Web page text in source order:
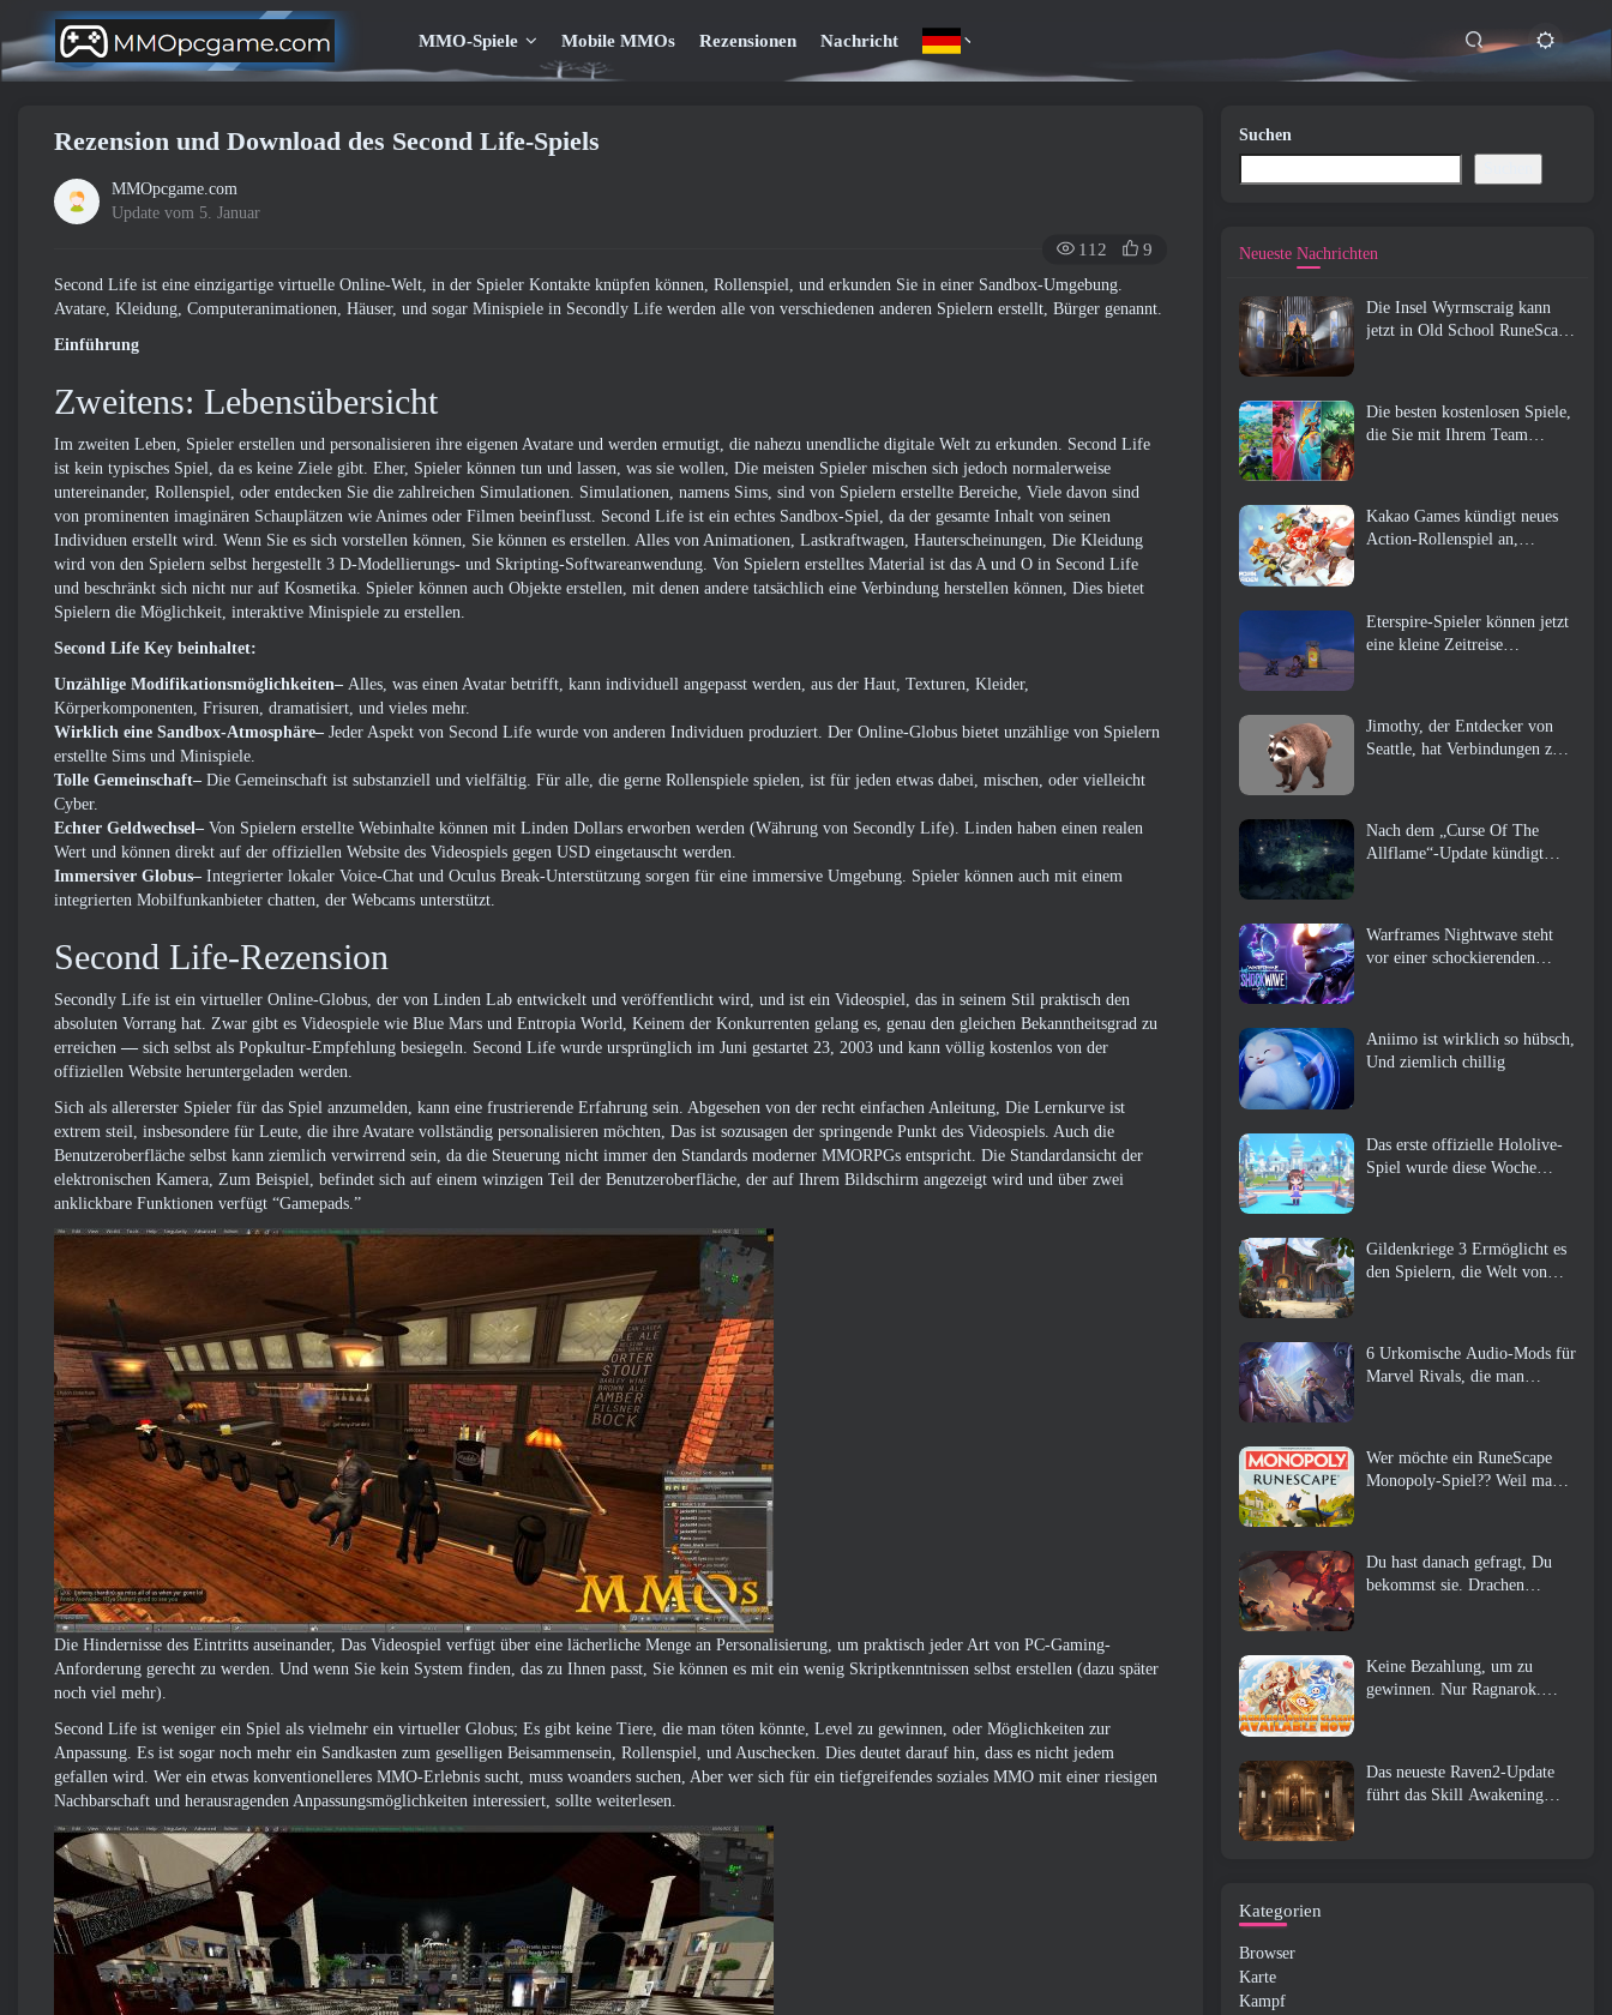
MMO-Spiele Mobile MMOs Rezensionen Nachricht
Rezension und Download des Second Life-Spiels
MMOpcgame.com
Update vom 5. Januar
112 9
Second Life ist eine einzigartige virtuelle Online-Welt, in der Spieler Kontakte knüpfen können, Rollenspiel, und erkunden Sie in einer Sandbox-Umgebung.
Avatare, Kleidung, Computeranimationen, Häuser, und sogar Minispiele in Secondly Life werden alle von verschiedenen anderen Spielern erstellt, Bürger genannt.
Einführung
Zweitens: Lebensübersicht
Im zweiten Leben, Spieler erstellen und personalisieren ihre eigenen Avatare und werden ermutigt, die nahezu unendliche digitale Welt zu erkunden. Second Life
ist kein typisches Spiel, da es keine Ziele gibt. Eher, Spieler können tun und lassen, was sie wollen, Die meisten Spieler mischen sich jedoch normalerweise
untereinander, Rollenspiel, oder entdecken Sie die zahlreichen Simulationen. Simulationen, namens Sims, sind von Spielern erstellte Bereiche, Viele davon sind
von prominenten imaginären Schauplätzen wie Animes oder Filmen beeinflusst. Second Life ist ein echtes Sandbox-Spiel, da der gesamte Inhalt von seinen
Individuen erstellt wird. Wenn Sie es sich vorstellen können, Sie können es erstellen. Alles von Animationen, Lastkraftwagen, Hauterscheinungen, Die Kleidung
wird von den Spielern selbst hergestellt 3 D-Modellierungs- und Skripting-Softwareanwendung. Von Spielern erstelltes Material ist das A und O in Second Life
und beschränkt sich nicht nur auf Kosmetika. Spieler können auch Objekte erstellen, mit denen andere tatsächlich eine Verbindung herstellen können, Dies bietet
Spielern die Möglichkeit, interaktive Minispiele zu erstellen.
Second Life Key beinhaltet:
Unzählige Modifikationsmöglichkeiten– Alles, was einen Avatar betrifft, kann individuell angepasst werden, aus der Haut, Texturen, Kleider,
Körperkomponenten, Frisuren, dramatisiert, und vieles mehr.
Wirklich eine Sandbox-Atmosphäre– Jeder Aspekt von Second Life wurde von anderen Individuen produziert. Der Online-Globus bietet unzählige von Spielern
erstellte Sims und Minispiele.
Tolle Gemeinschaft– Die Gemeinschaft ist substanziell und vielfältig. Für alle, die gerne Rollenspiele spielen, ist für jeden etwas dabei, mischen, oder vielleicht
Cyber.
Echter Geldwechsel– Von Spielern erstellte Webinhalte können mit Linden Dollars erworben werden (Währung von Secondly Life). Linden haben einen realen
Wert und können direkt auf der offiziellen Website des Videospiels gegen USD eingetauscht werden.
Immersiver Globus– Integrierter lokaler Voice-Chat und Oculus Break-Unterstützung sorgen für eine immersive Umgebung. Spieler können auch mit einem
integrierten Mobilfunkanbieter chatten, der Webcams unterstützt.
Second Life-Rezension
Secondly Life ist ein virtueller Online-Globus, der von Linden Lab entwickelt und veröffentlicht wird, und ist ein Videospiel, das in seinem Stil praktisch den
absoluten Vorrang hat. Zwar gibt es Videospiele wie Blue Mars und Entropia World, Keinem der Konkurrenten gelang es, genau den gleichen Bekanntheitsgrad zu
erreichen — sich selbst als Popkultur-Empfehlung besiegeln. Second Life wurde ursprünglich im Juni gestartet 23, 2003 und kann völlig kostenlos von der
offiziellen Website heruntergeladen werden.
Sich als allererster Spieler für das Spiel anzumelden, kann eine frustrierende Erfahrung sein. Abgesehen von der recht einfachen Anleitung, Die Lernkurve ist
extrem steil, insbesondere für Leute, die ihre Avatare vollständig personalisieren möchten, Das ist sozusagen der springende Punkt des Videospiels. Auch die
Benutzeroberfläche selbst kann ziemlich verwirrend sein, da die Steuerung nicht immer den Standards moderner MMORPGs entspricht. Die Standardansicht der
elektronischen Kamera, Zum Beispiel, befindet sich auf einem winzigen Teil der Benutzeroberfläche, der auf Ihrem Bildschirm angezeigt wird und über zwei
anklickbare Funktionen verfügt “Gamepads.”
Die Hindernisse des Eintritts auseinander, Das Videospiel verfügt über eine lächerliche Menge an Personalisierung, um praktisch jeder Art von PC-Gaming-
Anforderung gerecht zu werden. Und wenn Sie kein System finden, das zu Ihnen passt, Sie können es mit ein wenig Skriptkenntnissen selbst erstellen (dazu später
noch viel mehr).
Second Life ist weniger ein Spiel als vielmehr ein virtueller Globus; Es gibt keine Tiere, die man töten könnte, Level zu gewinnen, oder Möglichkeiten zur
Anpassung. Es ist sogar noch mehr ein Sandkasten zum geselligen Beisammensein, Rollenspiel, und Auschecken. Dies deutet darauf hin, dass es nicht jedem
gefallen wird. Wer ein etwas konventionelleres MMO-Erlebnis sucht, muss woanders suchen, Aber wer sich für ein tiefgreifendes soziales MMO mit einer riesigen
Nachbarschaft und herausragenden Anpassungsmöglichkeiten interessiert, sollte weiterlesen.
Suchen
Neueste Nachrichten
Die Insel Wyrmscraig kann
jetzt in Old School RuneScape
Die besten kostenlosen Spiele,
die Sie mit Ihrem Team
Kakao Games kündigt neues
Action-Rollenspiel an,
Eterspire-Spieler können jetzt
eine kleine Zeitreise
Jimothy, der Entdecker von
Seattle, hat Verbindungen zu
Nach dem „Curse Of The
Allflame“-Update kündigt
Warframes Nightwave steht
vor einer schockierenden
Aniimo ist wirklich so hübsch,
Und ziemlich chillig
Das erste offizielle Hololive-
Spiel wurde diese Woche
Gildenkriege 3 Ermöglicht es
den Spielern, die Welt von
6 Urkomische Audio-Mods für
Marvel Rivals, die man
Wer möchte ein RuneScape
Monopoly-Spiel?? Weil man
Du hast danach gefragt, Du
bekommst sie. Drachen
Keine Bezahlung, um zu
gewinnen. Nur Ragnarok.
Das neueste Raven2-Update
führt das Skill Awakening
Kategorien
Browser
Karte
Kampf